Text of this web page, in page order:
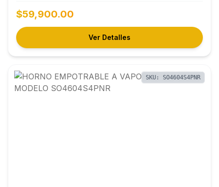
$59,900.00
Ver Detalles
SKU: SO4604S4PNR